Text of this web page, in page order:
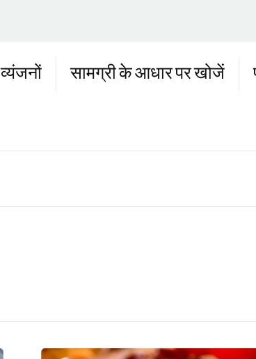
व्यंजनों सामग्री के आधार पर खोजें